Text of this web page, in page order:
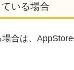
いる場合
合は、